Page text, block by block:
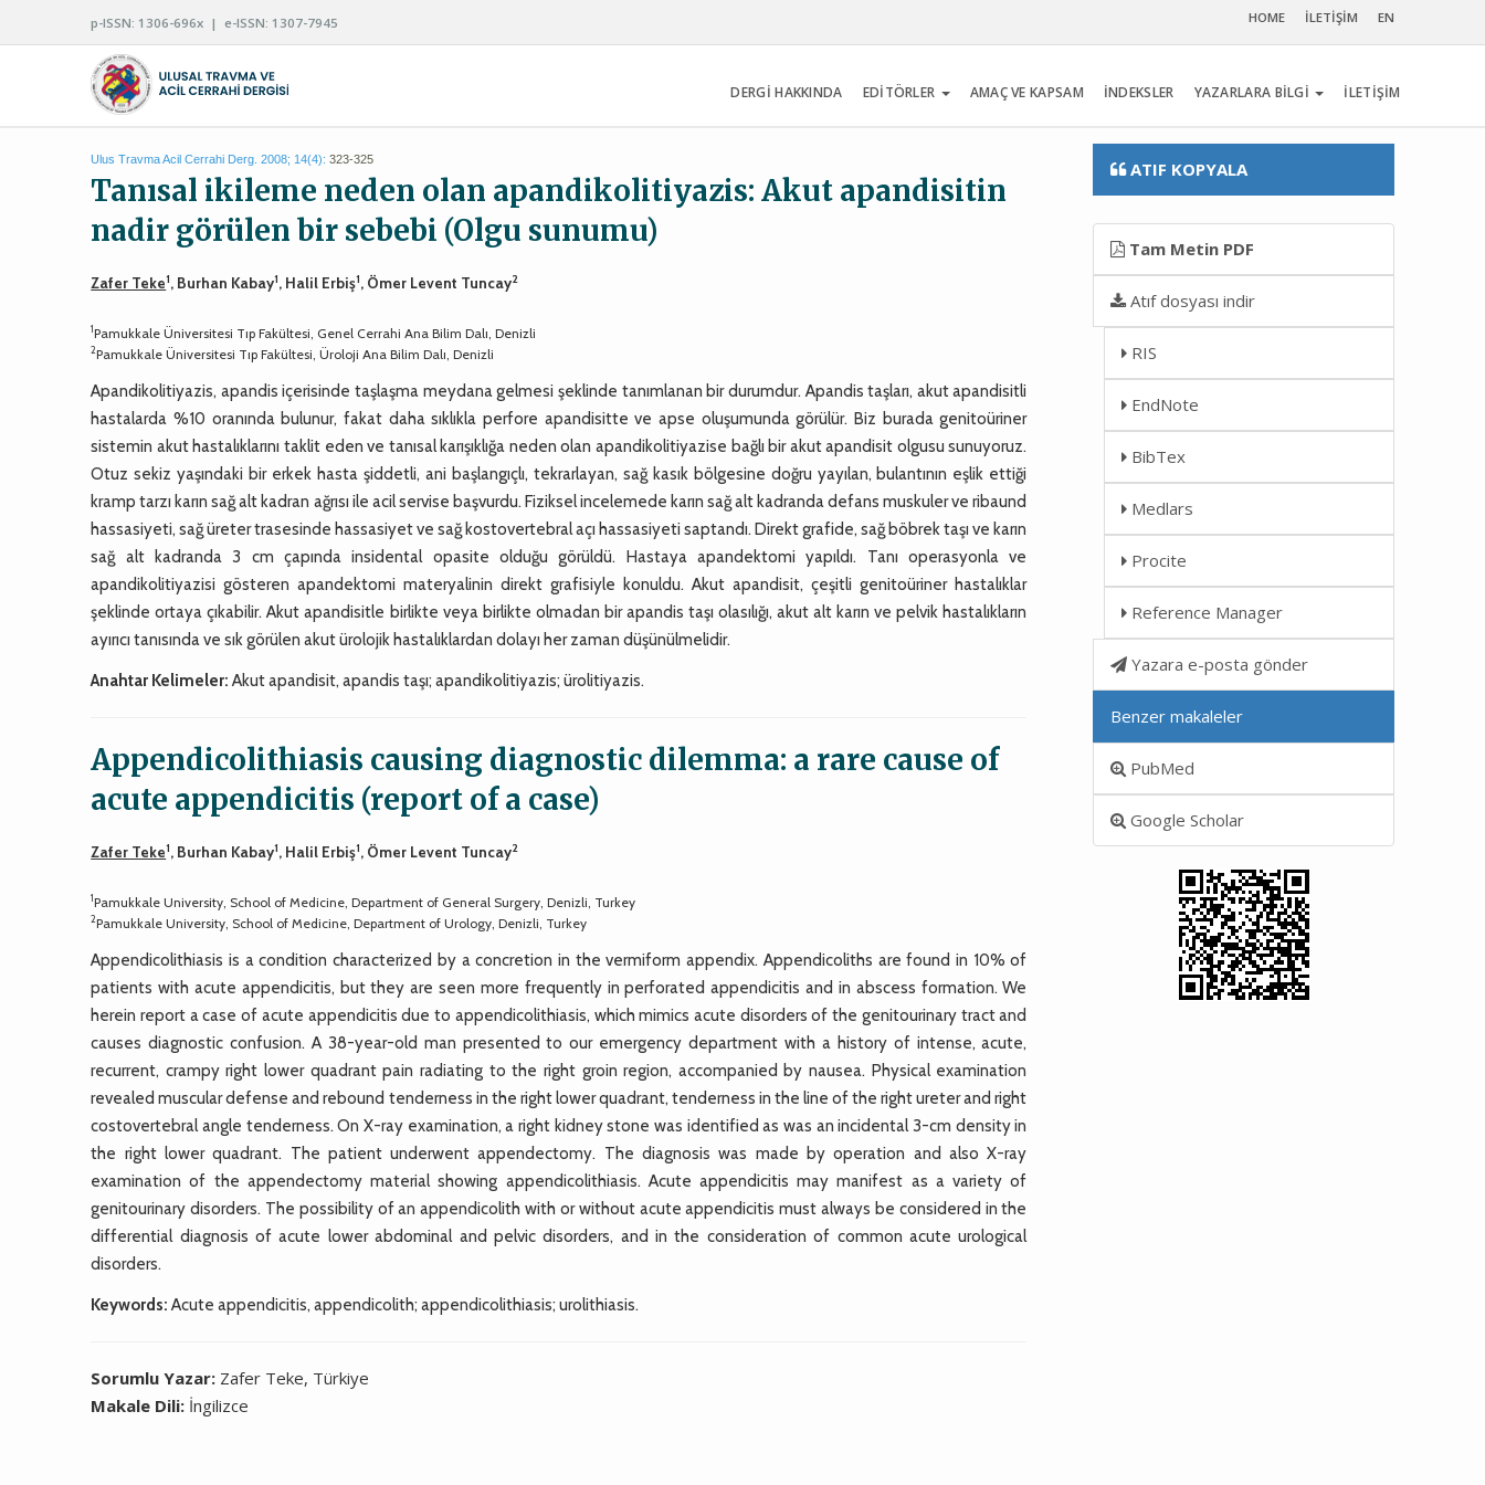
p-ISSN: 1306-696x | e-ISSN: 1307-7945 HOME İLETİŞİM EN
DERGİ HAKKINDA EDİTÖRLER AMAÇ VE KAPSAM İNDEKSLER YAZARLARA BİLGİ İLETİŞİM
Ulus Travma Acil Cerrahi Derg. 2008; 14(4): 323-325
Tanısal ikileme neden olan apandikolitiyazis: Akut apandisitin
nadir görülen bir sebebi (Olgu sunumu)
Zafer Teke1, Burhan Kabay1, Halil Erbiş1, Ömer Levent Tuncay2
1Pamukkale Üniversitesi Tıp Fakültesi, Genel Cerrahi Ana Bilim Dalı, Denizli
2Pamukkale Üniversitesi Tıp Fakültesi, Üroloji Ana Bilim Dalı, Denizli
Apandikolitiyazis, apandis içerisinde taşlaşma meydana gelmesi şeklinde tanımlanan bir durumdur. Apandis taşları, akut apandisitli
hastalarda %10 oranında bulunur, fakat daha sıklıkla perfore apandisitte ve apse oluşumunda görülür. Biz burada genitoüriner
sistemin akut hastalıklarını taklit eden ve tanısal karışıklığa neden olan apandikolitiyazise bağlı bir akut apandisit olgusu sunuyoruz.
Otuz sekiz yaşındaki bir erkek hasta şiddetli, ani başlangıçlı, tekrarlayan, sağ kasık bölgesine doğru yayılan, bulantının eşlik ettiği
kramp tarzı karın sağ alt kadran ağrısı ile acil servise başvurdu. Fiziksel incelemede karın sağ alt kadranda defans muskuler ve ribaund
hassasiyeti, sağ üreter trasesinde hassasiyet ve sağ kostovertebral açı hassasiyeti saptandı. Direkt grafide, sağ böbrek taşı ve karın
sağ alt kadranda 3 cm çapında insidental opasite olduğu görüldü. Hastaya apandektomi yapıldı. Tanı operasyonla ve
apandikolitiyazisi gösteren apandektomi materyalinin direkt grafisiyle konuldu. Akut apandisit, çeşitli genitoüriner hastalıklar
şeklinde ortaya çıkabilir. Akut apandisitle birlikte veya birlikte olmadan bir apandis taşı olasılığı, akut alt karın ve pelvik hastalıkların
ayırıcı tanısında ve sık görülen akut ürolojik hastalıklardan dolayı her zaman düşünülmelidir.
Anahtar Kelimeler: Akut apandisit, apandis taşı; apandikolitiyazis; ürolitiyazis.
Appendicolithiasis causing diagnostic dilemma: a rare cause of
acute appendicitis (report of a case)
Zafer Teke1, Burhan Kabay1, Halil Erbiş1, Ömer Levent Tuncay2
1Pamukkale University, School of Medicine, Department of General Surgery, Denizli, Turkey
2Pamukkale University, School of Medicine, Department of Urology, Denizli, Turkey
Appendicolithiasis is a condition characterized by a concretion in the vermiform appendix. Appendicoliths are found in 10% of
patients with acute appendicitis, but they are seen more frequently in perforated appendicitis and in abscess formation. We
herein report a case of acute appendicitis due to appendicolithiasis, which mimics acute disorders of the genitourinary tract and
causes diagnostic confusion. A 38-year-old man presented to our emergency department with a history of intense, acute,
recurrent, crampy right lower quadrant pain radiating to the right groin region, accompanied by nausea. Physical examination
revealed muscular defense and rebound tenderness in the right lower quadrant, tenderness in the line of the right ureter and right
costovertebral angle tenderness. On X-ray examination, a right kidney stone was identified as was an incidental 3-cm density in
the right lower quadrant. The patient underwent appendectomy. The diagnosis was made by operation and also X-ray
examination of the appendectomy material showing appendicolithiasis. Acute appendicitis may manifest as a variety of
genitourinary disorders. The possibility of an appendicolith with or without acute appendicitis must always be considered in the
differential diagnosis of acute lower abdominal and pelvic disorders, and in the consideration of common acute urological
disorders.
Keywords: Acute appendicitis, appendicolith; appendicolithiasis; urolithiasis.
Sorumlu Yazar: Zafer Teke, Türkiye
Makale Dili: İngilizce
ATIF KOPYALA
Tam Metin PDF
Atıf dosyası indir
RIS
EndNote
BibTex
Medlars
Procite
Reference Manager
Yazara e-posta gönder
Benzer makaleler
PubMed
Google Scholar